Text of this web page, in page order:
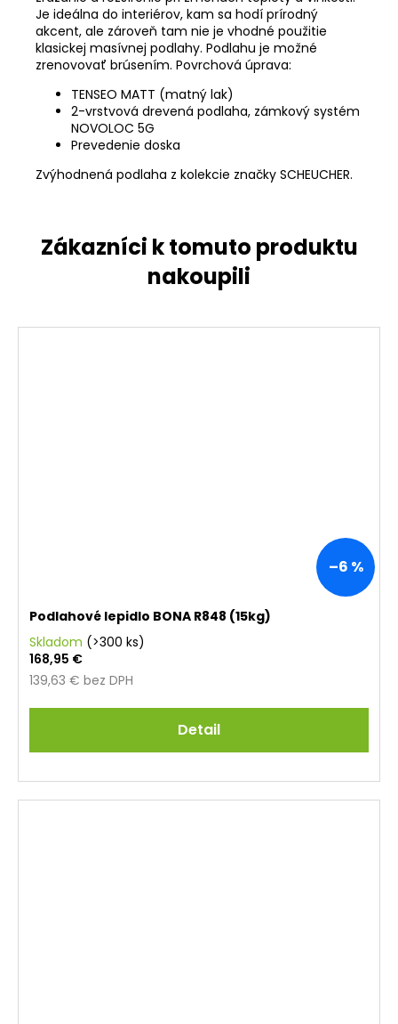
Je ideálna do interiérov, kam sa hodí prírodný
akcent, ale zároveň tam nie je vhodné použitie
klasickej masívnej podlahy. Podlahu je možné
zrenovovať brúsením. Povrchová úprava:
TENSEO MATT (matný lak)
2-vrstvová drevená podlaha, zámkový systém
NOVOLOC 5G
Prevedenie doska
Zvýhodnená podlaha z kolekcie značky SCHEUCHER.
–6 %
Podlahové lepidlo BONA R848 (15kg)
Skladom (>300 ks)
139,63 € bez DPH
168,95 €
Detail